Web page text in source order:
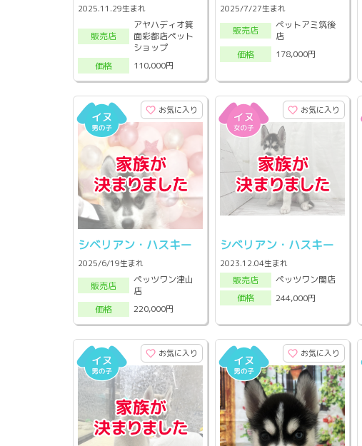
2025.11.29生まれ
販売店
アヤハディオ箕
面彩都店ペット
ショップ
価格
110,000円
2025/7/27生まれ
販売店
ペットアミ筑後
店
価格
178,000円
お気に入り
シベリアン・ハスキー
2025/6/19生まれ
販売店
ペッツワン津山
店
価格
220,000円
お気に入り
シベリアン・ハスキー
2023.12.04生まれ
販売店
ペッツワン関店
価格
244,000円
お気に入り お気に入り